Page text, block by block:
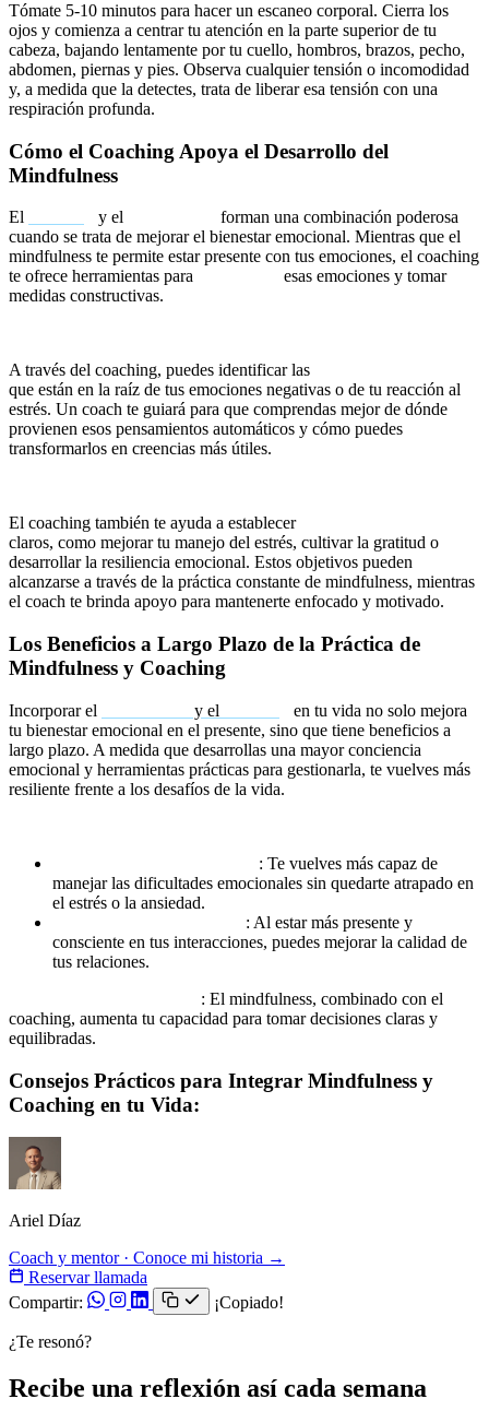
Tómate 5-10 minutos para hacer un escaneo corporal. Cierra los
ojos y comienza a centrar tu atención en la parte superior de tu
cabeza, bajando lentamente por tu cuello, hombros, brazos, pecho,
abdomen, piernas y pies. Observa cualquier tensión o incomodidad
y, a medida que la detectes, trata de liberar esa tensión con una
respiración profunda.
Cómo el Coaching Apoya el Desarrollo del
Mindfulness
El y el
forman una combinación poderosa
cuando se trata de mejorar el bienestar emocional. Mientras que el
mindfulness te permite estar presente con tus emociones, el coaching
te ofrece herramientas para
esas emociones y tomar
medidas constructivas.
A través del coaching, puedes identificar las
que están en la raíz de tus emociones negativas o de tu reacción al
estrés. Un coach te guiará para que comprendas mejor de dónde
provienen esos pensamientos automáticos y cómo puedes
transformarlos en creencias más útiles.
El coaching también te ayuda a establecer
claros, como mejorar tu manejo del estrés, cultivar la gratitud o
desarrollar la resiliencia emocional. Estos objetivos pueden
alcanzarse a través de la práctica constante de mindfulness, mientras
el coach te brinda apoyo para mantenerte enfocado y motivado.
Los Beneficios a Largo Plazo de la Práctica de
Mindfulness y Coaching
Incorporar el y el
en tu vida no solo mejora
tu bienestar emocional en el presente, sino que tiene beneficios a
largo plazo. A medida que desarrollas una mayor conciencia
emocional y herramientas prácticas para gestionarla, te vuelves más
resiliente frente a los desafíos de la vida.
: Te vuelves más capaz de
manejar las dificultades emocionales sin quedarte atrapado en
el estrés o la ansiedad.
: Al estar más presente y
consciente en tus interacciones, puedes mejorar la calidad de
tus relaciones.
: El mindfulness, combinado con el
coaching, aumenta tu capacidad para tomar decisiones claras y
equilibradas.
Consejos Prácticos para Integrar Mindfulness y
Coaching en tu Vida:
Ariel Díaz
Coach y mentor · Conoce mi historia →
Reservar llamada
Compartir:
¡Copiado!
¿Te resonó?
Recibe una reflexión así cada semana